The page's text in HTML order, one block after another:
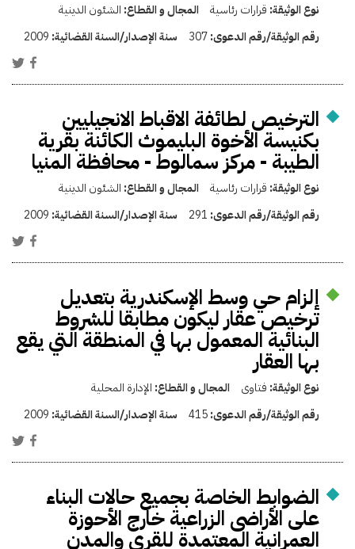
نوع الوثيقة: قرارات رئاسية المجال و القطاع: الشئون الدينية
رقم الوثيقة/رقم الدعوى:307 سنة الإصدار/السنة القضائية: 2009
الترخيص لطائفة الاقباط الانجيليين
بكنيسة الأخوة البليموث الكائنة بقرية
الطيبة - مركز سمالوط - محافظة المنيا
نوع الوثيقة: قرارات رئاسية المجال و القطاع: الشئون الدينية
رقم الوثيقة/رقم الدعوى: 291 سنة الإصدار/السنة القضائية: 2009
إلزام حي وسط الإسكندرية بتعديل
ترخيص عقار ليكون مطابقا للشروط
البنائية المعمول بها في المنطقة التي يقع
بها العقار
نوع الوثيقة: فتاوى المجال و القطاع: الإدارة المحلية
رقم الوثيقة/رقم الدعوى:415 سنة الإصدار/السنة القضائية: 2009
الضوابط الخاصة بجميع حالات البناء
على الأراضى الزراعية خارج الأحوزة
العمرانية المعتمدة للقرى والمدن